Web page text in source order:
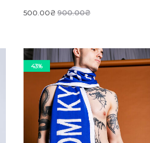
900.00₴
500.00₴
43%